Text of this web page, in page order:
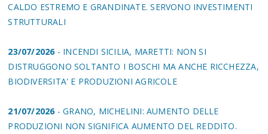
CALDO ESTREMO E GRANDINATE. SERVONO INVESTIMENTI
STRUTTURALI
23/07/2026- INCENDI SICILIA, MARETTI: NON SI
DISTRUGGONO SOLTANTO I BOSCHI MA ANCHE RICCHEZZA,
BIODIVERSITA' E PRODUZIONI AGRICOLE
21/07/2026- GRANO, MICHELINI: AUMENTO DELLE
PRODUZIONI NON SIGNIFICA AUMENTO DEL REDDITO.